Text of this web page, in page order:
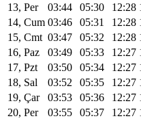
13, Per
03:44 05:30 12:28
14, Cum 03:46 05:31 12:28
15, Cmt 03:47 05:32 12:28
16, Paz
03:49 05:33 12:27
17, Pzt
03:50 05:34 12:27
18, Sal
03:52 05:35 12:27
19, Çar
03:53 05:36 12:27
20, Per
03:55 05:37 12:27